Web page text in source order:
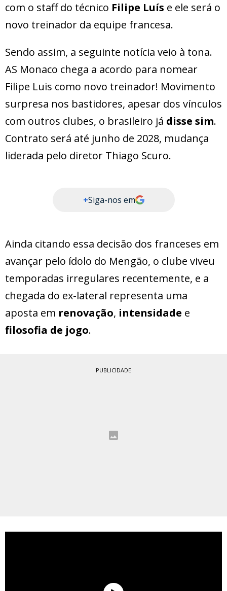
com o staff do técnico Filipe Luís e ele será o
novo treinador da equipe francesa.
Sendo assim, a seguinte notícia veio à tona.
AS Monaco chega a acordo para nomear
Filipe Luis como novo treinador! Movimento
surpresa nos bastidores, apesar dos vínculos
com outros clubes, o brasileiro já disse sim.
Contrato será até junho de 2028, mudança
liderada pelo diretor Thiago Scuro.
+Siga-nos em
Ainda citando essa decisão dos franceses em
avançar pelo ídolo do Mengão, o clube viveu
temporadas irregulares recentemente, e a
chegada do ex-lateral representa uma
aposta em renovação, intensidade e
filosofia de jogo.
PUBLICIDADE